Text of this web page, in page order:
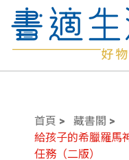
首頁
藏書閣
給孩子的希臘羅馬
任務（二版）